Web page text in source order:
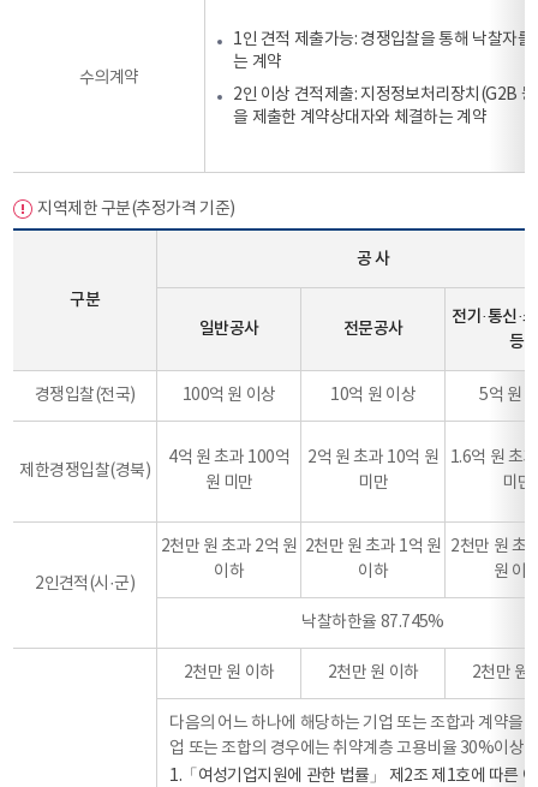
수의계약
1인 견적 제출가능: 경쟁입찰을 통해 낙찰자
는 계약
2인 이상 견적제출: 지정정보처리장치(G2B
을 제출한 계약상대자와 체결하는 계약
지역제한 구분(추정가격 기준)
구분
공 사
일반공사 전문공사
전기·통신·
등
경쟁입찰(전국) 100억 원 이상 10억 원 이상 5억 원
제한경쟁입찰(경북)
4억 원 초과 100억
원 미만
2억 원 초과 10억 원
미만
1.6억 원 초
미만
2인견적(시·군)
2천만 원 초과 2억 원
이하
2천만 원 초과 1억 원
이하
2천만 원 초
원 이
낙찰하한율 87.745%
2천만 원 이하 2천만 원 이하 2천만 원
다음의 어느 하나에 해당하는 기업 또는 조합과 계약을
업 또는 조합의 경우에는 취약계층 고용비율 30%이상
1.「여성기업지원에 관한 법률」 제2조 제1호에 따른